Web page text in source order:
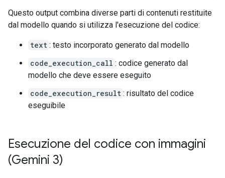
Questo output combina diverse parti di contenuti restituite
dal modello quando si utilizza l'esecuzione del codice:
text : testo incorporato generato dal modello
code_execution_call : codice generato dal
modello che deve essere eseguito
code_execution_result : risultato del codice
eseguibile
Esecuzione del codice con immagini
(Gemini 3)